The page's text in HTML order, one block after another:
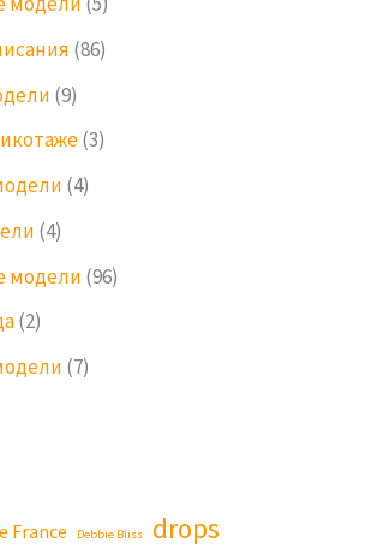
(86)
(9)
(3)
(4)
(4)
модели (96)
(2)
(7)
France Debbie Bliss drops